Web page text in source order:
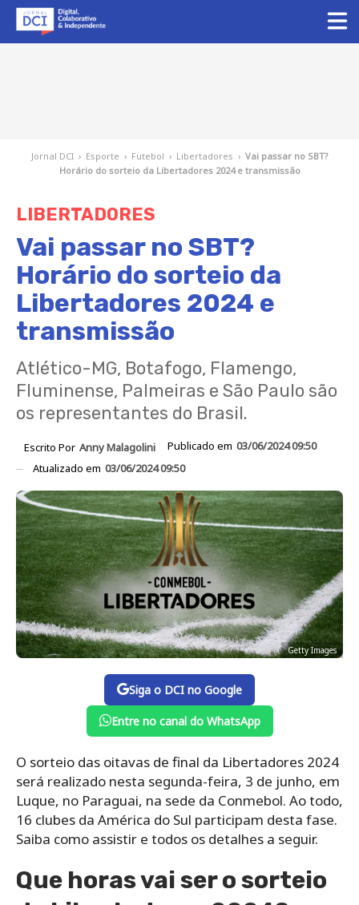
Jornal DCI › Esporte › Futebol › Libertadores › Vai passar no SBT?
Horário do sorteio da Libertadores 2024 e transmissão
LIBERTADORES
Vai passar no SBT?
Horário do sorteio da
Libertadores 2024 e
transmissão
Atlético-MG, Botafogo, Flamengo,
Fluminense, Palmeiras e São Paulo são
os representantes do Brasil.
Escrito Por Anny Malagolini Publicado em 03/06/2024 09:50
Atualizado em 03/06/2024 09:50
Getty Images
Siga o DCI no Google
Entre no canal do WhatsApp
O sorteio das oitavas de final da Libertadores 2024
será realizado nesta segunda-feira, 3 de junho, em
Luque, no Paraguai, na sede da Conmebol. Ao todo,
16 clubes da América do Sul participam desta fase.
Saiba como assistir e todos os detalhes a seguir.
Que horas vai ser o sorteio